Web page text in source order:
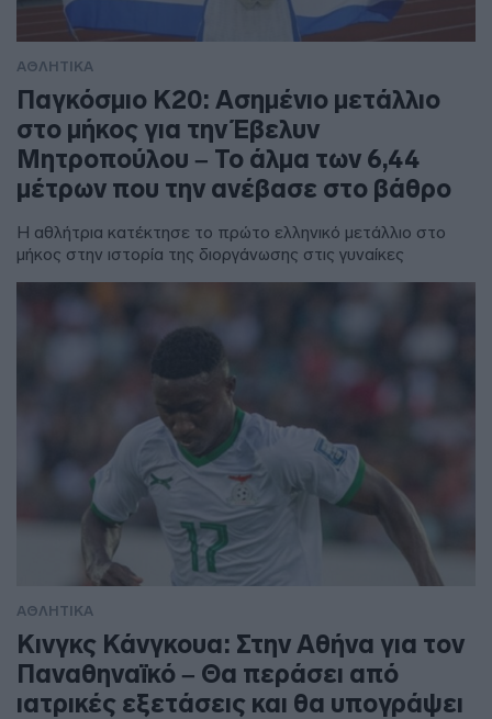
ΑΘΛΗΤΙΚΑ
Παγκόσμιο Κ20: Ασημένιο μετάλλιο
στο μήκος για την Έβελυν
Μητροπούλου – Το άλμα των 6,44
μέτρων που την ανέβασε στο βάθρο
Η αθλήτρια κατέκτησε το πρώτο ελληνικό μετάλλιο στο
μήκος στην ιστορία της διοργάνωσης στις γυναίκες
ΑΘΛΗΤΙΚΑ
Κινγκς Κάνγκουα: Στην Αθήνα για τον
Παναθηναϊκό – Θα περάσει από
ιατρικές εξετάσεις και θα υπογράψει